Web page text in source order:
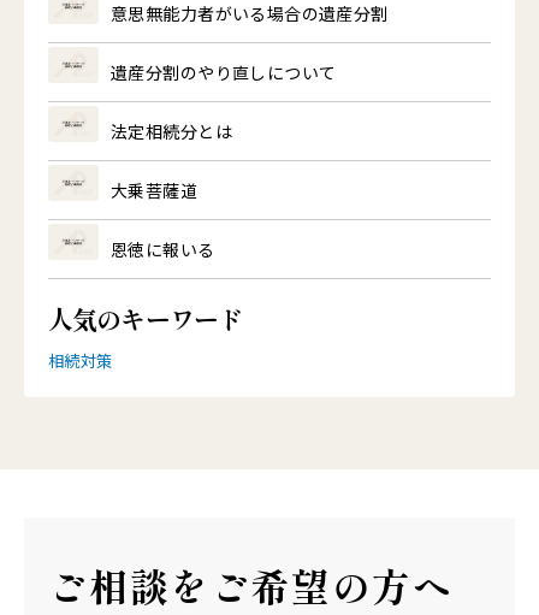
意思無能力者がいる場合の遺産分割
遺産分割のやり直しについて
法定相続分とは
大乗菩薩道
恩徳に報いる
人気のキーワード
相続対策
ご相談を ご希望の方へ